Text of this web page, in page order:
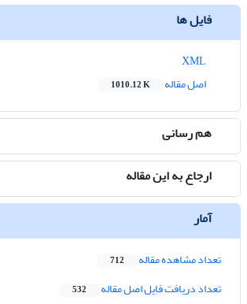
فایل ها
اصل مقاله
1010.12 K
هم رسانی
ارجاع به این مقاله
آمار
تعداد مشاهده مقاله 712
تعداد دریافت فایل اصل مقاله 532